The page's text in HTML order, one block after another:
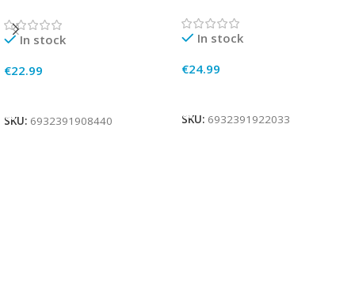
In stock
€22.99
SKU: 6932391908440
In stock
€24.99
SKU: 6932391922033